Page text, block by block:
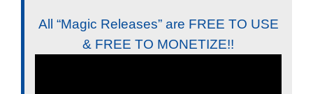
All “Magic Releases” are FREE TO USE
& FREE TO MONETIZE!!